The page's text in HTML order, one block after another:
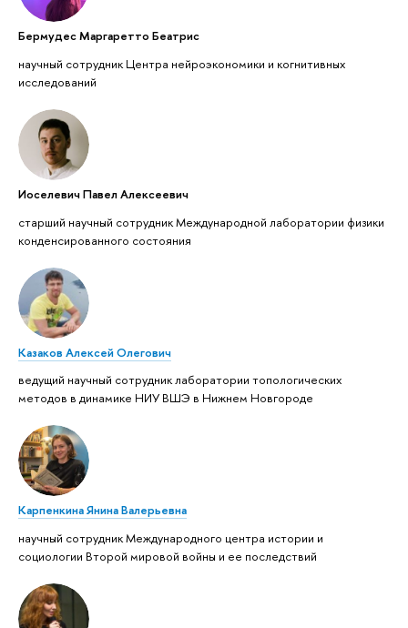
Бермудес Маргаретто Беатрис
научный сотрудник Центра нейроэкономики и когнитивных
исследований
Иоселевич Павел Алексеевич
старший научный сотрудник Международной лаборатории физики
конденсированного состояния
Казаков Алексей Олегович
ведущий научный сотрудник лаборатории топологических
методов в динамике НИУ ВШЭ в Нижнем Новгороде
Карпенкина Янина Валерьевна
научный сотрудник Международного центра истории и
социологии Второй мировой войны и ее последствий